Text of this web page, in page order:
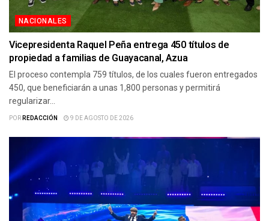
NACIONALES
Vicepresidenta Raquel Peña entrega 450 títulos de
propiedad a familias de Guayacanal, Azua
El proceso contempla 759 títulos, de los cuales fueron entregados
450, que beneficiarán a unas 1,800 personas y permitirá
regularizar...
PORREDACCIÓN 9 DE AGOSTO DE 2026